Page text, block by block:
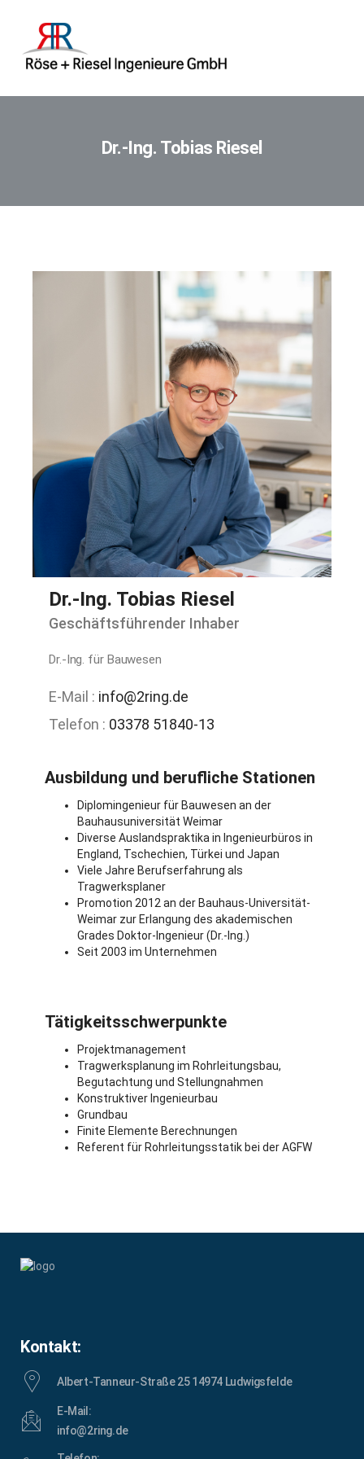
Dr.-Ing. Tobias Riesel
Dr.-Ing. Tobias Riesel
Geschäftsführender Inhaber
Dr.-Ing. für Bauwesen
E-Mail : info@2ring.de
Telefon : 03378 51840-13
Ausbildung und berufliche Stationen
Diplomingenieur für Bauwesen an der
Bauhausuniversität Weimar
Diverse Auslandspraktika in Ingenieurbüros in
England, Tschechien, Türkei und Japan
Viele Jahre Berufserfahrung als
Tragwerksplaner
Promotion 2012 an der Bauhaus-Universität-
Weimar zur Erlangung des akademischen
Grades Doktor-Ingenieur (Dr.-Ing.)
Seit 2003 im Unternehmen
Tätigkeitsschwerpunkte
Projektmanagement
Tragwerksplanung im Rohrleitungsbau,
Begutachtung und Stellungnahmen
Konstruktiver Ingenieurbau
Grundbau
Finite Elemente Berechnungen
Referent für Rohrleitungsstatik bei der AGFW
Kontakt:
Albert-Tanneur-Straße 25 14974 Ludwigsfelde
E-Mail:
info@2ring.de